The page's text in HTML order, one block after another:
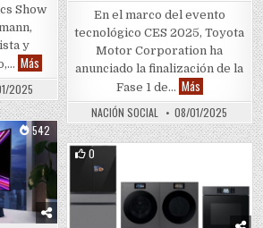
Show
y
Más Sony anuncia estreno de segunda temporada de
2025
En el marco del evento
tecnológico CES 2025, Toyota
Motor Corporation ha
anunciado la finalización de la
Fase 1 de… MásToyota
NACIÓN SOCIAL
08/01/2025
542
0
Posted in